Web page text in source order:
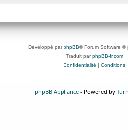
Développé parphpBB® Forum Software ©
Traduit parphpBB-fr.com
Confidentialité | Conditions
phpBB Appliance - Powered by